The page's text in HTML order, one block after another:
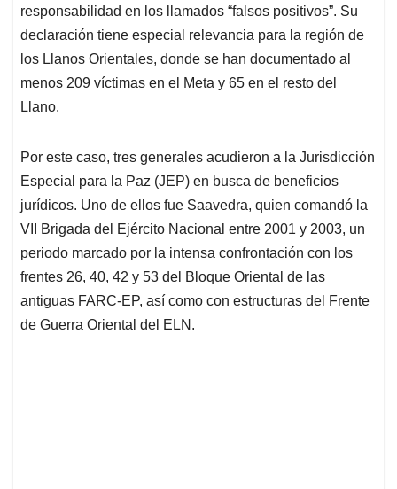
p
p
o
k
I
n
s
responsabilidad en los llamados “falsos positivos”. Su
declaración tiene especial relevancia para la región de
los Llanos Orientales, donde se han documentado al
menos 209 víctimas en el Meta y 65 en el resto del
Llano.
Por este caso, tres generales acudieron a la Jurisdicción
Especial para la Paz (JEP) en busca de beneficios
jurídicos. Uno de ellos fue Saavedra, quien comandó la
VII Brigada del Ejército Nacional entre 2001 y 2003, un
periodo marcado por la intensa confrontación con los
frentes 26, 40, 42 y 53 del Bloque Oriental de las
antiguas FARC-EP, así como con estructuras del Frente
de Guerra Oriental del ELN.